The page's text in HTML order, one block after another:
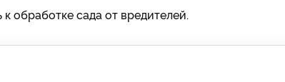
обработке сада от вредителей.